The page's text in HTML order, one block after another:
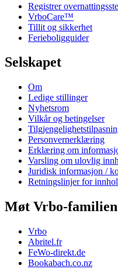
Registrer
VrboCare™
Tillit og sikkerhet
Ferieboligguider
Selskapet
Om
Ledige stillinger
Nyhetsrom
Vilkår og betingelser
Personvernerklæring
Erklæring om
Varsling om ulovlig
Juridisk informasjon /
Retningslinjer for
Møt Vrbo-familien
Vrbo
Abritel.fr
FeWo-direkt.de
Bookabach.co.nz